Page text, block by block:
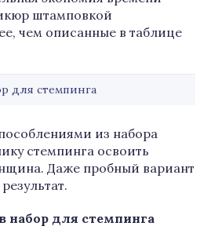
штамповкой
чем описанные в таблице
для стемпинга
из набора
стемпинга освоить
Даже пробный вариант
набор для стемпинга